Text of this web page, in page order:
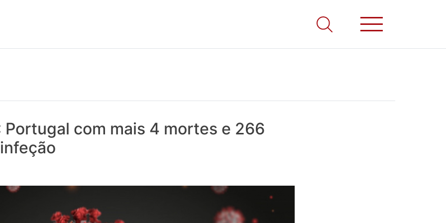
realmente contam! Tudo o que se passa na Saúde!
Portugal com mais 4 mortes e 266